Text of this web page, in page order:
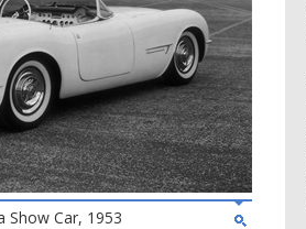
Car, 1953